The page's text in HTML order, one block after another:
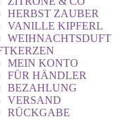
HERBST ZAUBER
VANILLE KIPFERL
WEIHNACHTSDUFT
MEIN KONTO
FÜR HÄNDLER
BEZAHLUNG
VERSAND
RÜCKGABE